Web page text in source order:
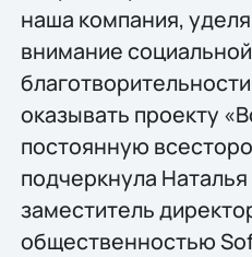
наша компания,
внимание
оказывать проекту
постоянную
подчеркнула
заместитель
общественностью